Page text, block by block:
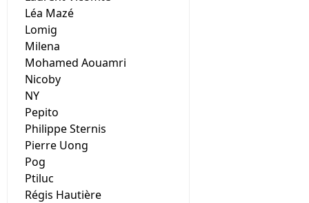
Léa Mazé
Lomig
Milena
Mohamed Aouamri
Nicoby
NY
Pepito
Philippe Sternis
Pierre Uong
Pog
Ptiluc
Régis Hautière